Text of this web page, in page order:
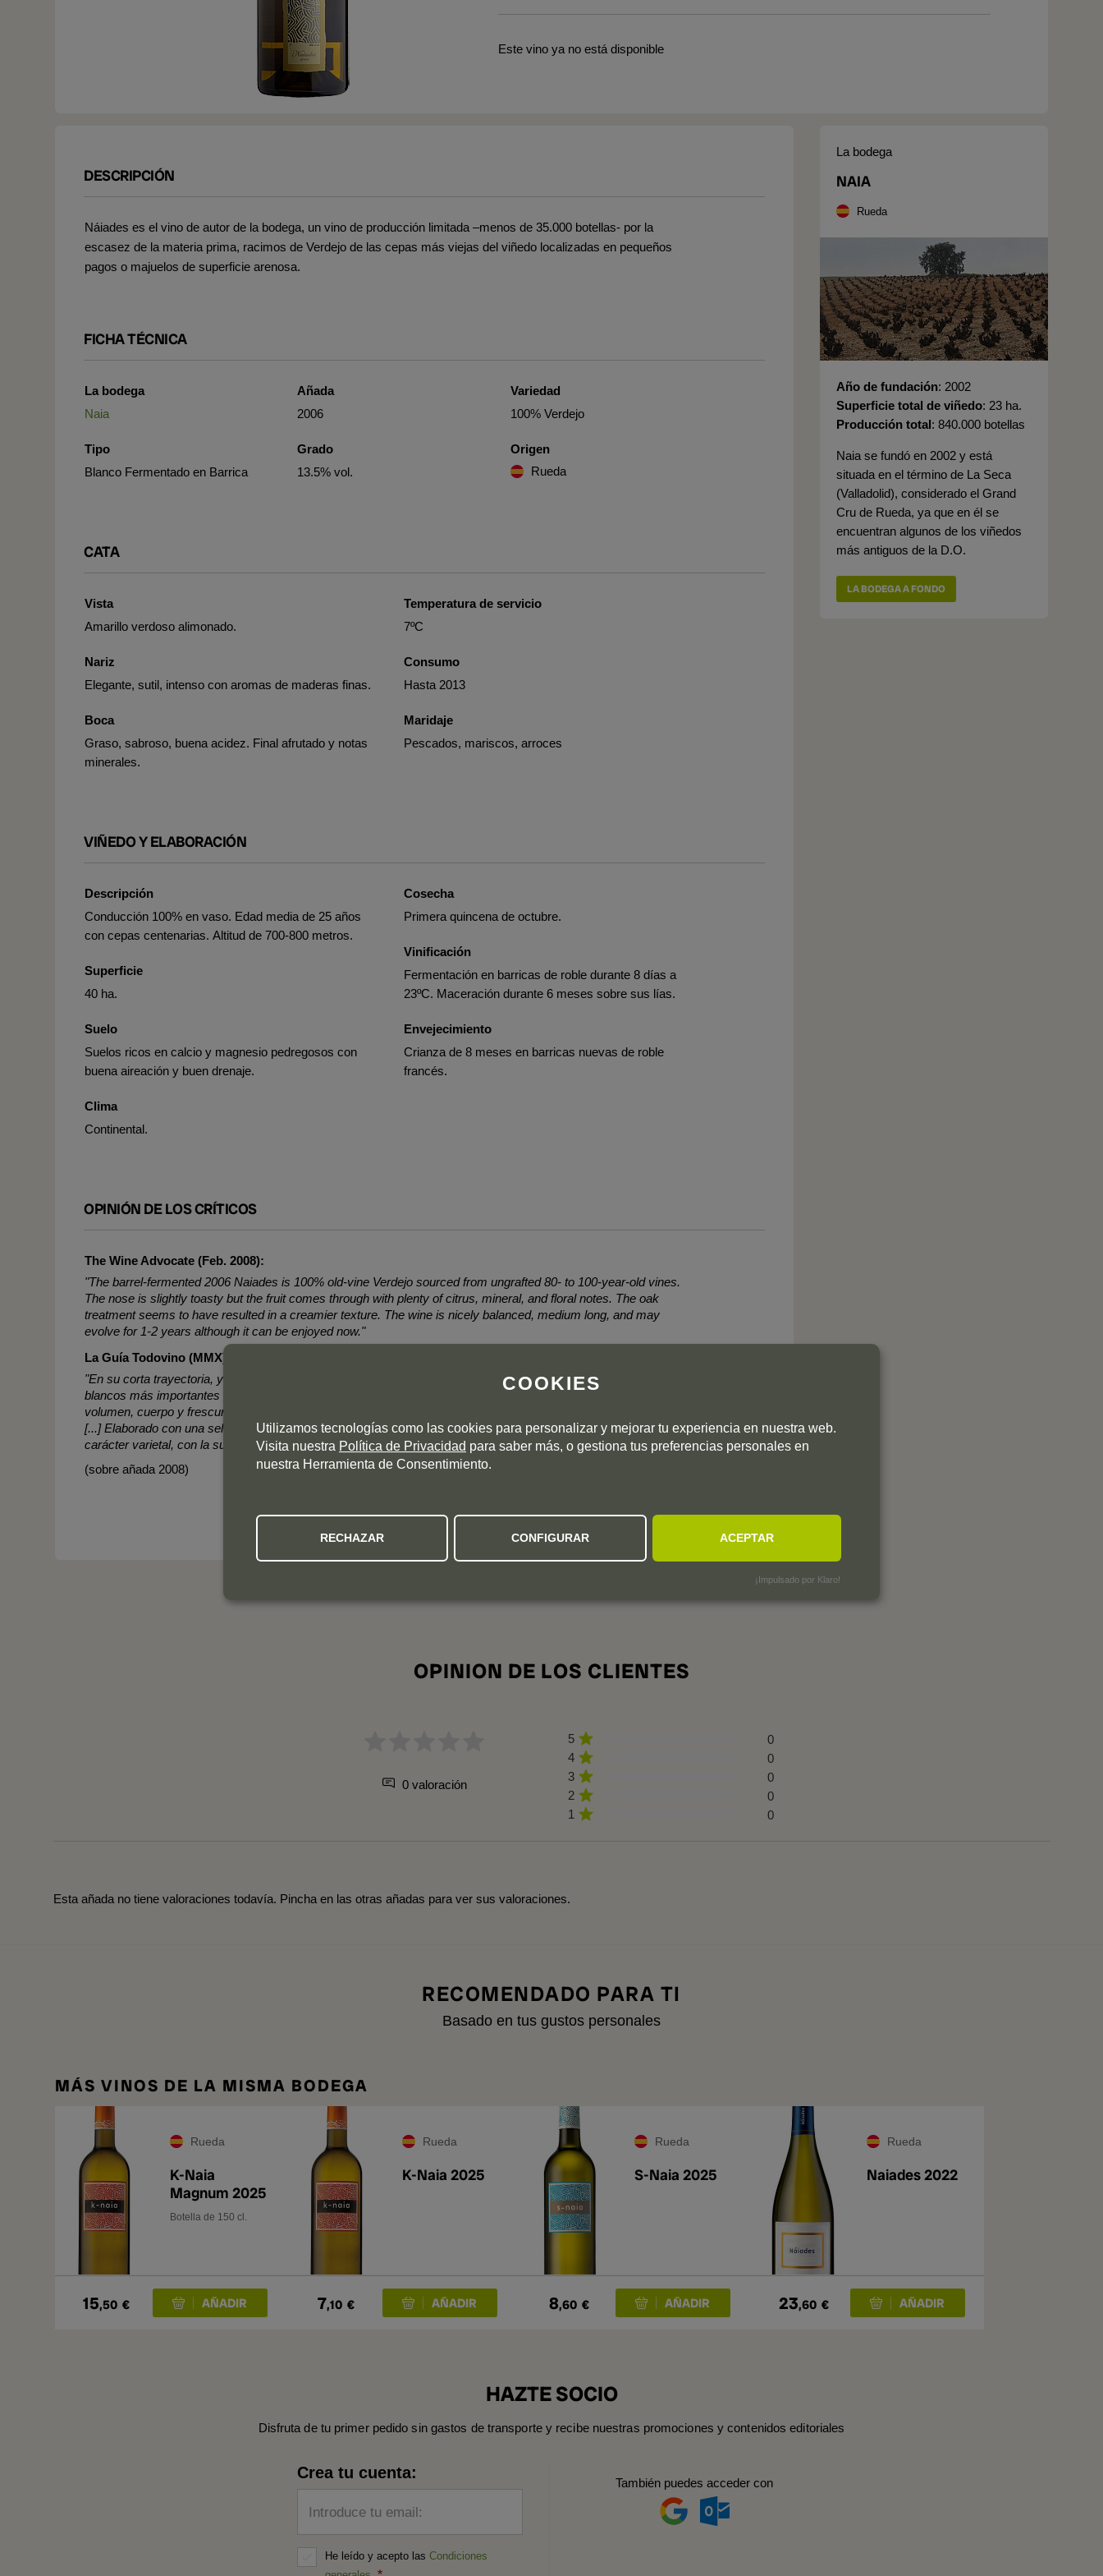
Este vino ya no está disponible
DESCRIPCIÓN
Náiades es el vino de autor de la bodega, un vino de producción limitada –menos de 35.000 botellas- por la
escasez de la materia prima, racimos de Verdejo de las cepas más viejas del viñedo localizadas en pequeños
pagos o majuelos de superficie arenosa.
FICHA TÉCNICA
La bodega
Naia
Tipo
Blanco Fermentado en Barrica
Añada
2006
Grado
13.5% vol.
Variedad
100% Verdejo
Origen
Rueda
CATA
Vista
Amarillo verdoso alimonado.
Nariz
Elegante, sutil, intenso con aromas de maderas finas.
Boca
Graso, sabroso, buena acidez. Final afrutado y notas
minerales.
Temperatura de servicio
7ºC
Consumo
Hasta 2013
Maridaje
Pescados, mariscos, arroces
VIÑEDO Y ELABORACIÓN
Descripción
Conducción 100% en vaso. Edad media de 25 años
con cepas centenarias. Altitud de 700-800 metros.
Superficie
40 ha.
Suelo
Suelos ricos en calcio y magnesio pedregosos con
buena aireación y buen drenaje.
Clima
Continental.
Cosecha
Primera quincena de octubre.
Vinificación
Fermentación en barricas de roble durante 8 días a
23ºC. Maceración durante 6 meses sobre sus lías.
Envejecimiento
Crianza de 8 meses en barricas nuevas de roble
francés.
OPINIÓN DE LOS CRÍTICOS
The Wine Advocate (Feb. 2008):
"The barrel-fermented 2006 Naiades is 100% old-vine Verdejo sourced from ungrafted 80- to 100-year-old vines.
The nose is slightly toasty but the fruit comes through with plenty of citrus, mineral, and floral notes. The oak
treatment seems to have resulted in a creamier texture. The wine is nicely balanced, medium long, and may
evolve for 1-2 years although it can be enjoyed now."
La Guía Todovino (MMX):
"En su corta trayectoria, y a la vista de su histórico de lacres, podemos afirmar que se ha convertido en uno de los
blancos más importantes de la zona y del país. Un blanco que muestra gran complejidad, expresión varietal,
volumen, cuerpo y frescura, que en esta añada se ve reforzado por una gran viveza y armonía de sensaciones.
[...] Elaborado con una selección de viñedos viejos, es un vino que destila finura, elegancia, respeto a la fruta y el
carácter varietal, con la sutileza añadida que aporta su extraordinaria barrica. De nuevo dos lacres plenos."
(sobre añada 2008)
La bodega
NAIA
Rueda
Año de fundación 2002
Superficie total de viñedo 23 ha.
Producción total 840.000 botellas
Naia se fundó en 2002 y está
situada en el término de La Seca
(Valladolid), considerado el Grand
Cru de Rueda, ya que en él se
encuentran algunos de los viñedos
más antiguos de la D.O.
LA BODEGA A FONDO
OPINION DE LOS CLIENTES
0 valoración
5
0
4
0
3
0
2
0
1
0
Esta añada no tiene valoraciones todavía. Pincha en las otras añadas para ver sus valoraciones.
RECOMENDADO PARA TI
Basado en tus gustos personales
MÁS VINOS DE LA MISMA BODEGA
Rueda
K-Naia
Magnum 2025
Botella de 150 cl.
15,50 €
Rueda
K-Naia 2025
7,10 €
Rueda
S-Naia 2025
8,60 €
Rueda
Naiades 2022
23,60 €
HAZTE SOCIO
Disfruta de tu primer pedido sin gastos de transporte y recibe nuestras promociones y contenidos editoriales
Crea tu cuenta:
Introduce tu email:
He leído y acepto las Condiciones
También puedes acceder con
COOKIES
Utilizamos tecnologías como las cookies para personalizar y mejorar tu experiencia en nuestra web.
Visita nuestra Política de Privacidad para saber más, o gestiona tus preferencias personales en
nuestra Herramienta de Consentimiento.
RECHAZAR CONFIGURAR ACEPTAR
¡Impulsado por Klaro!